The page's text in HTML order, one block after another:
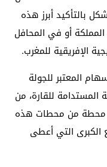
بالتأكيد أبرز هذه
أو في المحافل
الإفريقية للمغرب.
المعتبر للجولة
المستدامة للقارة، من
محطة من محطات هذه
الكبرى التي أعطى